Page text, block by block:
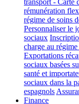
rémunération
régime de soins
Personnaliser le
sociaux
charge au
Exportations
sociaux basées
santé et
sociaux dans la
espagnols
Finance